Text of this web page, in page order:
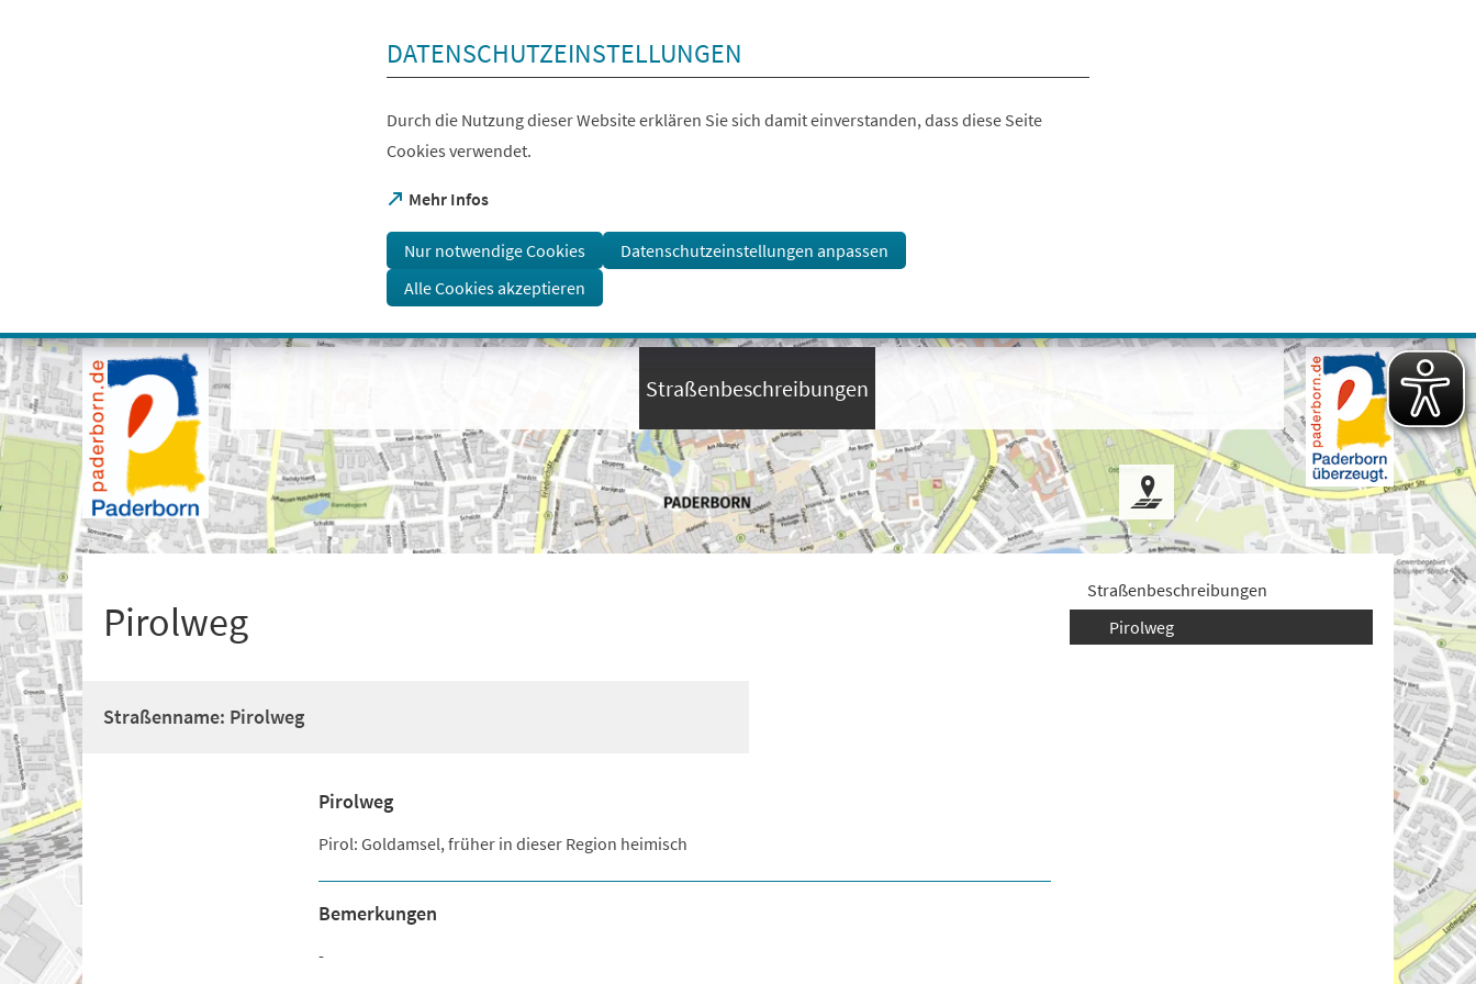
Visuelle
Assistenzsoftware
öffnen.
Mit
der
Tastatur
erreichbar
über
+
DATENSCHUTZEINSTELLUNGEN
Durch die Nutzung dieser Website erklären Sie sich damit einverstanden, dass diese Seite
Cookies verwendet.
Mehr Infos
(Öffnet
einem
neuen
Tab)
Nur notwendige Cookies
Datenschutzeinstellungen anpassen
Alle Cookies akzeptieren
Straßenbeschreibungen
Pirolweg
Straßenname: Pirolweg
Pirolweg
Pirol: Goldamsel, früher in dieser Region heimisch
Bemerkungen
-
Straßenbeschreibungen
Pirolweg